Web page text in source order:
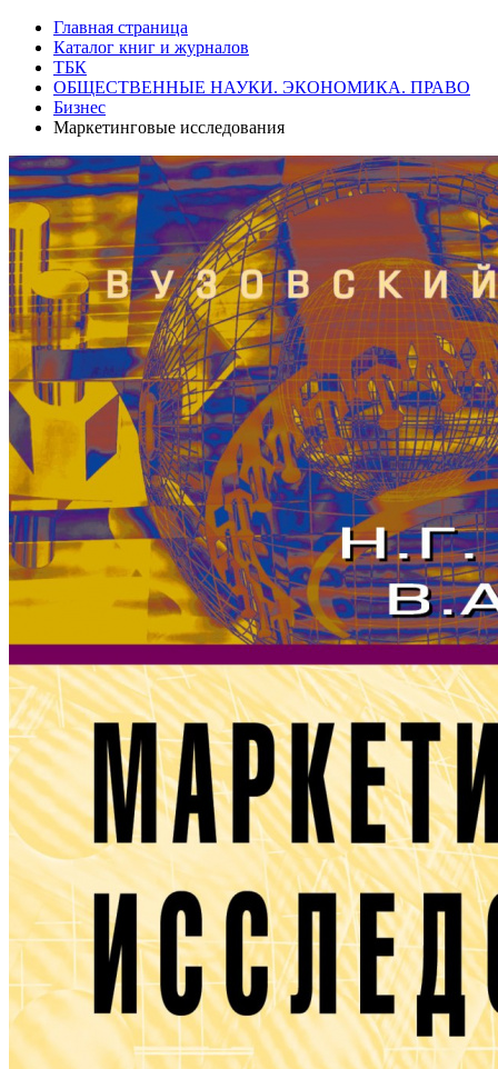
Главная страница
Каталог книг и журналов
ТБК
ОБЩЕСТВЕННЫЕ НАУКИ. ЭКОНОМИКА. ПРАВО
Бизнес
Маркетинговые исследования